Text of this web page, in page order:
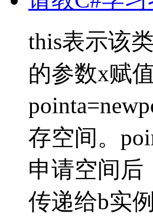
this表示该
的参数x赋
存空间。
申请空间后
传递给b实